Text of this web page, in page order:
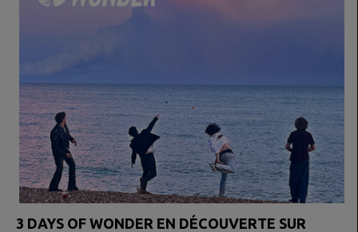
3 DAYS OF WONDER EN DÉCOUVERTE SUR